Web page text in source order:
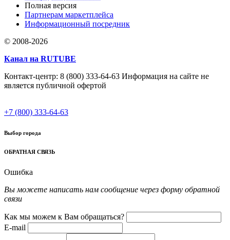
Полная версия
Партнерам маркетплейса
Информационный посредник
© 2008-2026
Канал на RUTUBE
Контакт-центр: 8 (800) 333-64-63 Информация на сайте не
является публичной офертой
+7 (800) 333-64-63
Выбор города
ОБРАТНАЯ СВЯЗЬ
Ошибка
Вы можете написать нам сообщение через форму обратной
связи
Как мы можем к Вам обращаться?
E-mail